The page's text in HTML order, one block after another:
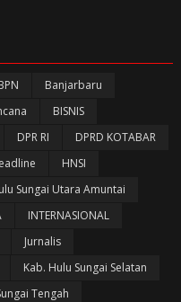
Banjarbaru
BISNIS
DPR RI
DPRD KOTABAR
HNSI
Sungai Utara Amuntai
INTERNASIONAL
Jurnalis
Kab. Hulu Sungai Selatan
Tengah